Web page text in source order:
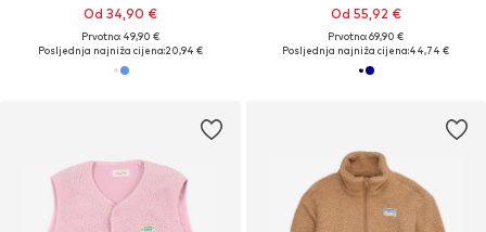
Od 34,90 €
Prvotno: 49,90 €
Posljednja najniža cijena:20,94 €
Od 55,92 €
Prvotno: 69,90 €
Posljednja najniža cijena:44,74 €